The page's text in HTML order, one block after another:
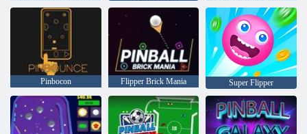
Pinbocon Flipper Brick Mania Super Flipper